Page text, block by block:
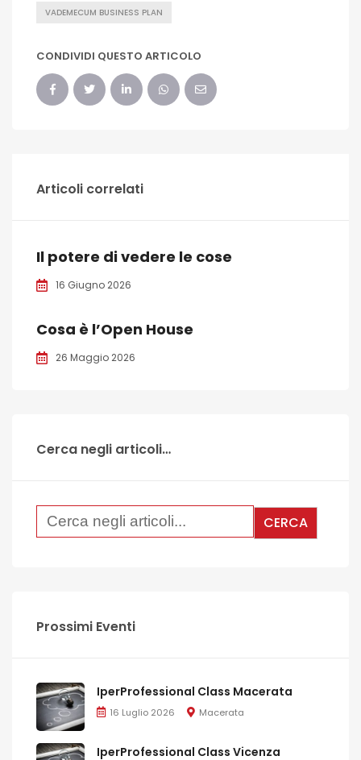
VADEMECUM BUSINESS PLAN
CONDIVIDI QUESTO ARTICOLO
Articoli correlati
Il potere di vedere le cose
16 Giugno 2026
Cosa è l’Open House
26 Maggio 2026
Cerca negli articoli…
Prossimi Eventi
IperProfessional Class Macerata
16 Luglio 2026 Macerata
IperProfessional Class Vicenza